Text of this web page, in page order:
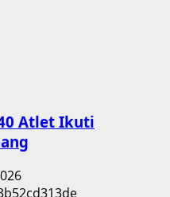
Atlet Ikuti